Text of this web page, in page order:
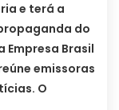
e terá a
do
Empresa Brasil
emissoras
O